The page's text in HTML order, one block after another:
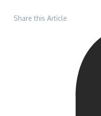
Share this Article